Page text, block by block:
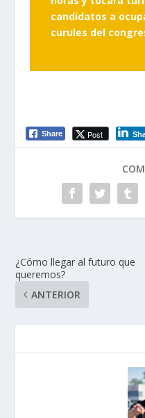
candidatos a
curules del
Share Post
¿Cómo llegar al futuro que
queremos?
ANTERIOR